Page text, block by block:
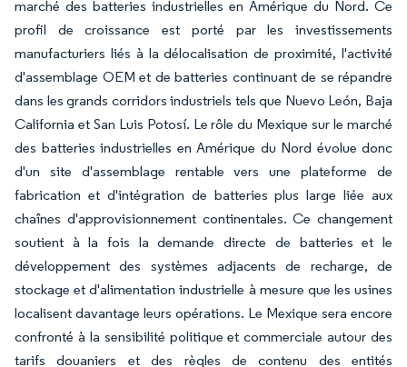
marché des batteries industrielles en Amérique du Nord. Ce
profil de croissance est porté par les investissements
manufacturiers liés à la délocalisation de proximité, l'activité
d'assemblage OEM et de batteries continuant de se répandre
dans les grands corridors industriels tels que Nuevo León, Baja
California et San Luis Potosí. Le rôle du Mexique sur le marché
des batteries industrielles en Amérique du Nord évolue donc
d'un site d'assemblage rentable vers une plateforme de
fabrication et d'intégration de batteries plus large liée aux
chaînes d'approvisionnement continentales. Ce changement
soutient à la fois la demande directe de batteries et le
développement des systèmes adjacents de recharge, de
stockage et d'alimentation industrielle à mesure que les usines
localisent davantage leurs opérations. Le Mexique sera encore
confronté à la sensibilité politique et commerciale autour des
tarifs douaniers et des règles de contenu des entités